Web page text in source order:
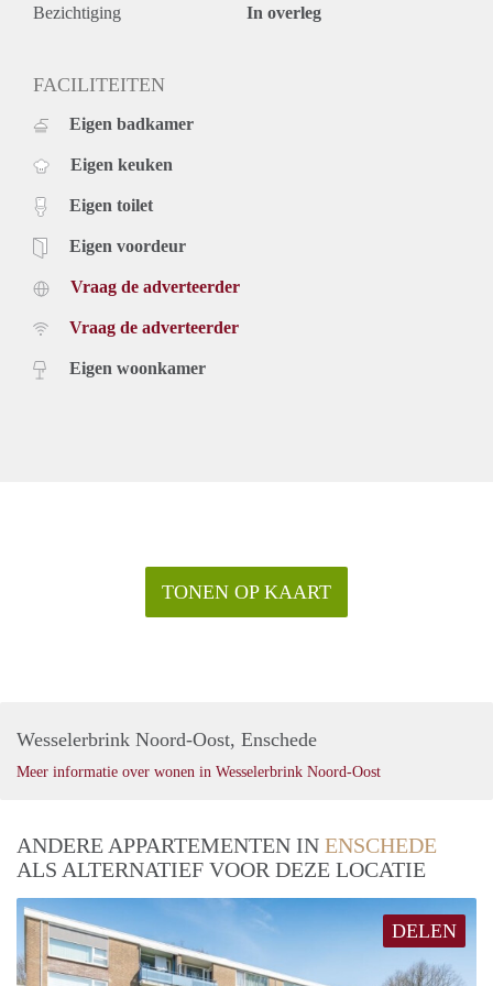
Bezichtiging In overleg
FACILITEITEN
Eigen badkamer
Eigen keuken
Eigen toilet
Eigen voordeur
Vraag de adverteerder
Vraag de adverteerder
Eigen woonkamer
TONEN OP KAART
Wesselerbrink Noord-Oost, Enschede
Meer informatie over wonen in Wesselerbrink Noord-Oost
ANDERE APPARTEMENTEN IN ENSCHEDE
ALS ALTERNATIEF VOOR DEZE LOCATIE
DELEN